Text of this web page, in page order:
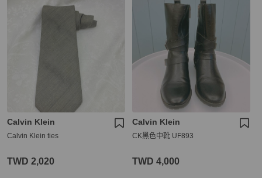
Calvin Klein
Calvin Klein ties
TWD 2,020
Calvin Klein
CK黑色中靴 UF893
TWD 4,000